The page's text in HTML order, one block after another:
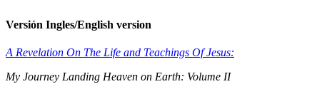
Versión Ingles/English version
A Revelation On The Life and Teachings Of Jesus:
My Journey Landing Heaven on Earth: Volume II